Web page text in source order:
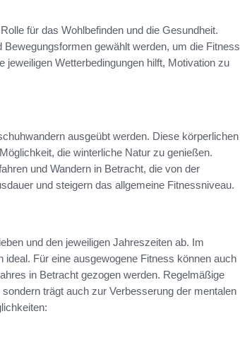
für das Wohlbefinden und die Gesundheit.
gewählt werden, um die Fitness
Wetterbedingungen hilft, Motivation zu
ausgeübt werden. Diese körperlichen
die winterliche Natur zu genießen.
und Wandern in Betracht, die von der
und steigern das allgemeine Fitnessniveau.
und den jeweiligen Jahreszeiten ab. Im
Für eine ausgewogene Fitness können auch
in Betracht gezogen werden. Regelmäßige
trägt auch zur Verbesserung der mentalen